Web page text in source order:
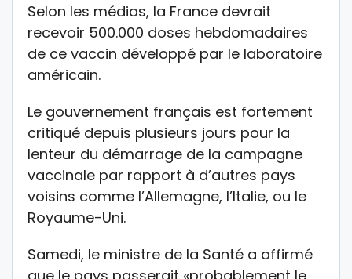
Selon les médias, la France devrait
recevoir 500.000 doses hebdomadaires
de ce vaccin développé par le laboratoire
américain.
Le gouvernement français est fortement
critiqué depuis plusieurs jours pour la
lenteur du démarrage de la campagne
vaccinale par rapport à d’autres pays
voisins comme l’Allemagne, l’Italie, ou le
Royaume-Uni.
Samedi, le ministre de la Santé a affirmé